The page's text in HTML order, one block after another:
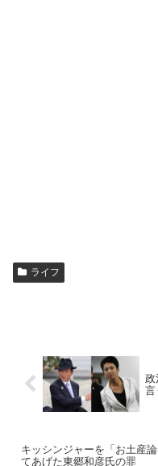
ライフ
政
キッシンジャーを「お土産
てあげた東郷和彦氏の罪